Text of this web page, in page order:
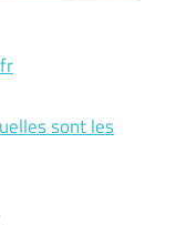
sont les